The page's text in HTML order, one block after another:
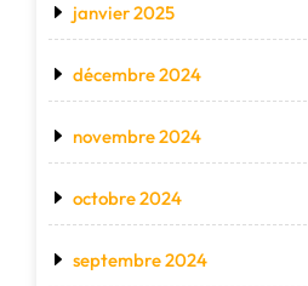
janvier 2025
décembre 2024
novembre 2024
octobre 2024
septembre 2024